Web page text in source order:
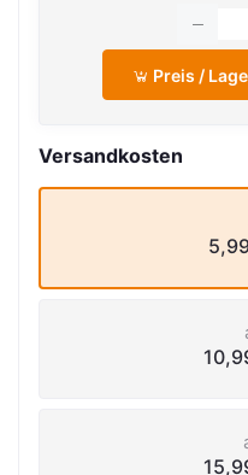
Preis /
Versandkosten